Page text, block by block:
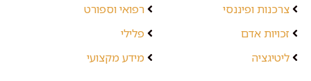
צרכנות ופיננסי
זכויות אדם
ליטיגציה
רפואי וספורט
פלילי
מידע מקצועי